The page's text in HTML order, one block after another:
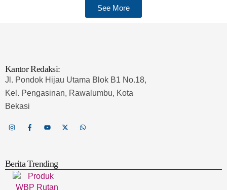
See More
Kantor Redaksi:
Jl. Pondok Hijau Utama Blok B1 No.18,
Kel. Pengasinan, Rawalumbu, Kota
Bekasi
Berita Trending